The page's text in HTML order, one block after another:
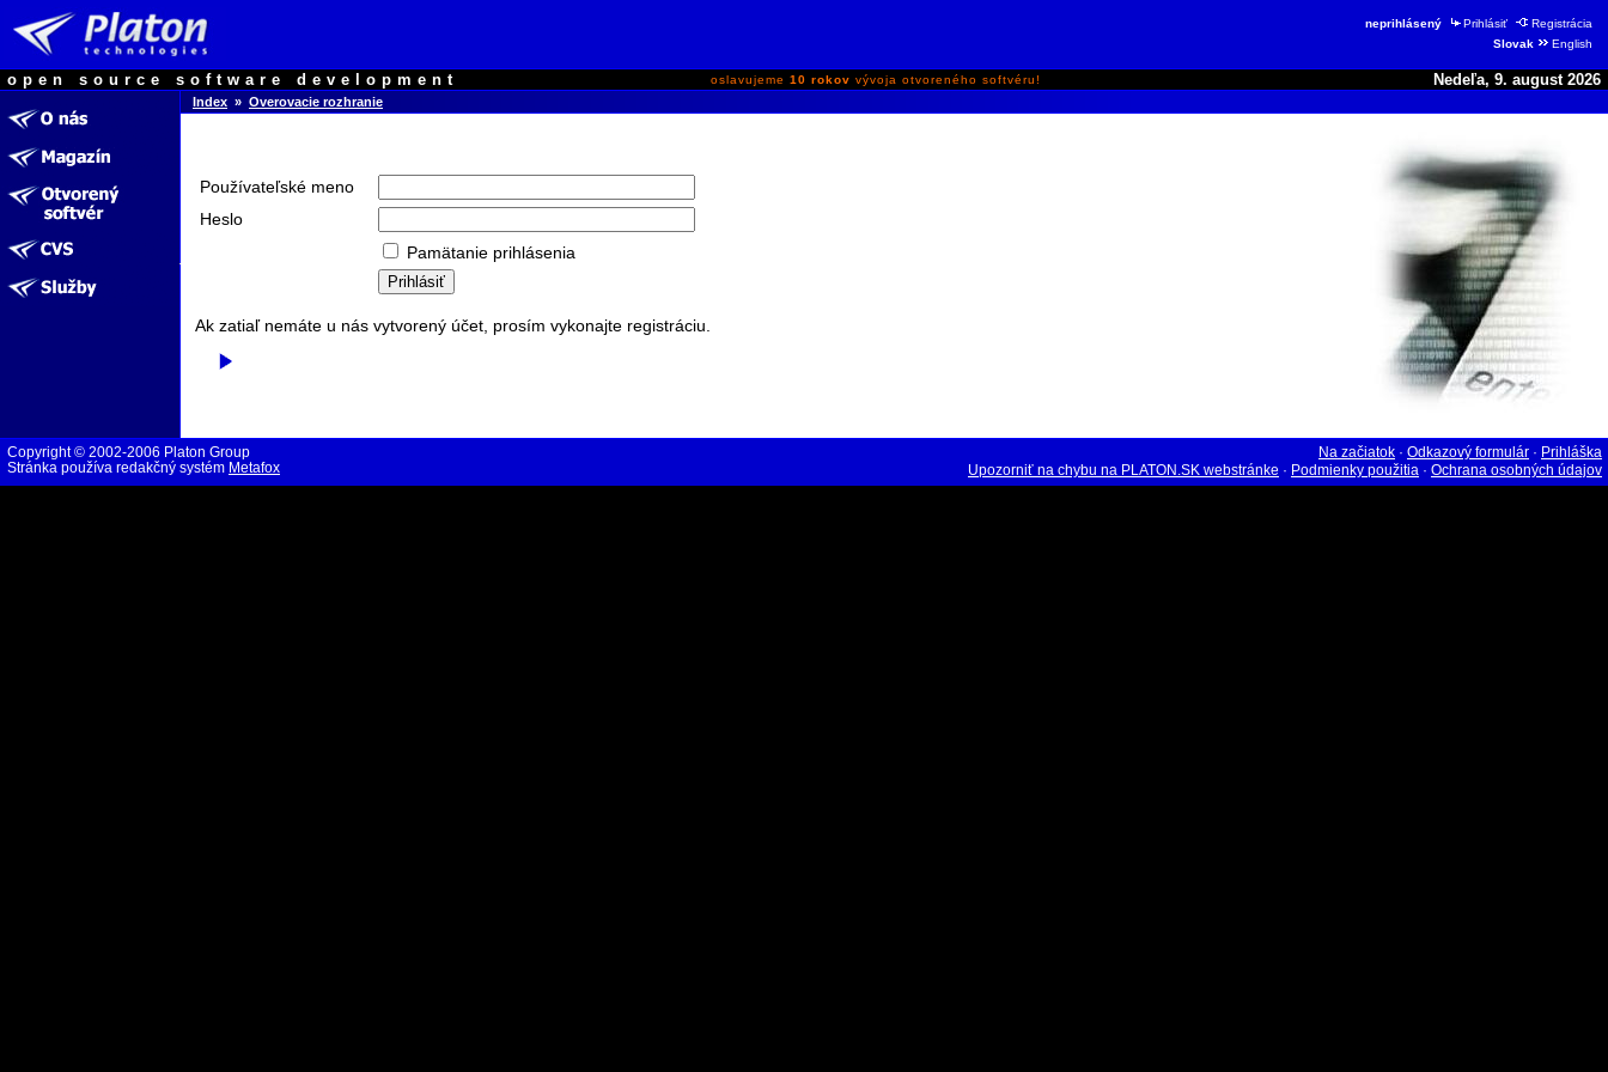
neprihlásený Prihlásiť
Registrácia
Slovak
English
open source software development oslavujeme 10 rokov vývoja otvoreného softvéru! Nedeľa, 9. august 2026
Index » Overovacie rozhranie
Používateľské meno
Heslo
Pamätanie prihlásenia
Ak zatiaľ nemáte u nás vytvorený účet, prosím vykonajte registráciu.
Copyright © 2002-2006 Platon Group
Stránka používa redakčný systém Metafox
Na začiatok · Odkazový formulár · Prihláška
Upozorniť na chybu na PLATON.SK webstránke · Podmienky použitia · Ochrana osobných údajov